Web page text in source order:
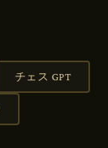
チェス GPT